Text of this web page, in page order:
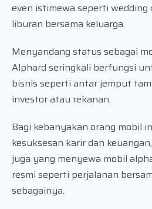
even istimewa seperti wedding
liburan bersama keluarga.
Menyandang status sebagai
Alphard seringkali berfungsi
bisnis seperti antar jemput
investor atau rekanan.
Bagi kebanyakan orang mobil
kesuksesan karir dan
juga yang menyewa mobil
resmi seperti perjalanan
sebagainya.